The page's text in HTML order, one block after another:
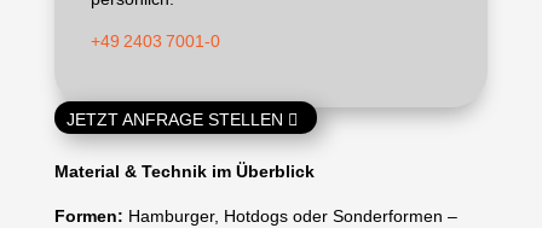
+49 2403 7001‑0
JETZT ANFRAGE STELLEN
Material & Technik im Überblick
Formen: Hamburger, Hotdogs oder Sonderformen –